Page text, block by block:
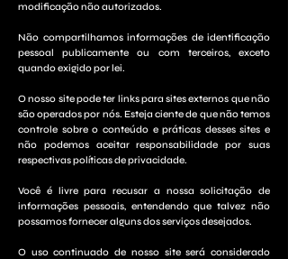
modificação não autorizados.
Não compartilhamos informações de identificação
pessoal publicamente ou com terceiros, exceto
quando exigido por lei.
O nosso site pode ter links para sites externos que não
são operados por nós. Esteja ciente de que não temos
controle sobre o conteúdo e práticas desses sites e
não podemos aceitar responsabilidade por suas
respectivas políticas de privacidade.
Você é livre para recusar a nossa solicitação de
informações pessoais, entendendo que talvez não
possamos fornecer alguns dos serviços desejados.
O uso continuado de nosso site será considerado